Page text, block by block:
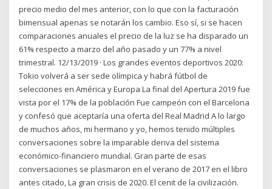
precio medio del mes anterior, con lo que con la facturación
bimensual apenas se notarán los cambio. Eso sí, si se hacen
comparaciones anuales el precio de la luz se ha disparado un
61% respecto a marzo del año pasado y un 77% a nivel
trimestral. 12/13/2019 · Los grandes eventos deportivos 2020:
Tokio volverá a ser sede olímpica y habrá fútbol de
selecciones en América y Europa La final del Apertura 2019 fue
vista por el 17% de la población Fue campeón con el Barcelona
y confesó que aceptaría una oferta del Real Madrid A lo largo
de muchos años, mi hermano y yo, hemos tenido múltiples
conversaciones sobre la imparable deriva del sistema
económico-financiero mundial. Gran parte de esas
conversaciones se plasmaron en el verano de 2017 en el libro
antes citado, La gran crisis de 2020. El cenit de la civilización.